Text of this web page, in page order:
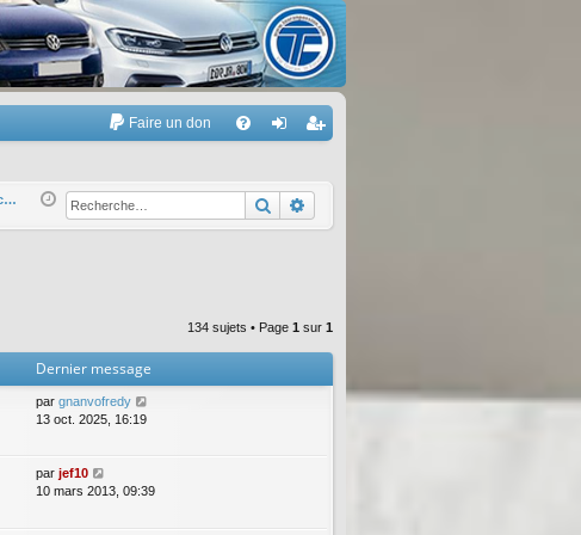
Faire un don
Q ne
xi
nr
eg
r
Touran : ventilation, chauffage, climatisation ... Rechercher
134 sujets • Page 1 sur 1
Dernier message
par gnanvofredy
13 oct. 2025, 16:19
par jef10
10 mars 2013, 09:39